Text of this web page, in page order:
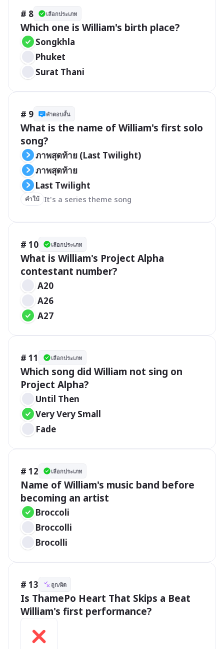
# 8 เลือกประเภท
Which one is William's birth place?
Songkhla
Phuket
​​Surat Thani
# 9 คำตอบสั้น
What is the name of William's first solo
song?
ภาพสุดท้าย (Last Twilight)
ภาพสุดท้าย
Last Twilight
คำใบ้ It's a series theme song
# 10 เลือกประเภท
What is William's Project Alpha
contestant number?
A20
A26
A27
# 11 เลือกประเภท
Which song did William not sing on
Project Alpha?
Until Then
Very Very Small
Fade
# 12 เลือกประเภท
Name of William's music band before
becoming an artist
Broccoli
Broccolli
Brocolli
# 13 ถูก/ผิด
Is ThamePo Heart That Skips a Beat
William's first performance?